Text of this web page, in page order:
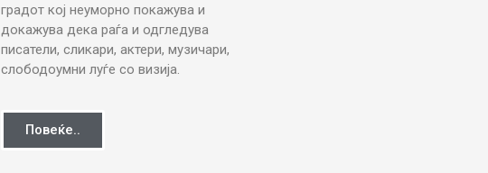
градот кој неуморно покажува и
докажува дека раѓа и одгледува
писатели, сликари, актери, музичари,
слободоумни луѓе со визија.
Повеќе..